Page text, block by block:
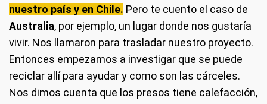
nuestro país y en Chile. Pero te cuento el caso de
Australia, por ejemplo, un lugar donde nos gustaría
vivir. Nos llamaron para trasladar nuestro proyecto.
Entonces empezamos a investigar que se puede
reciclar allí para ayudar y como son las cárceles.
Nos dimos cuenta que los presos tiene calefacción,